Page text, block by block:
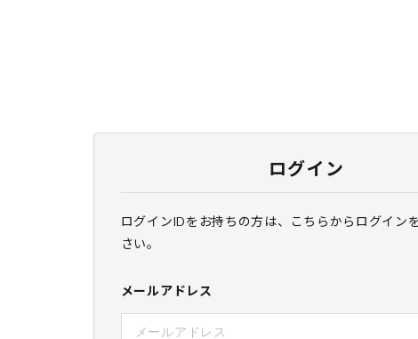
ログイン
ログインIDをお持ちの方は、こちらからログイン
さい。
メールアドレス